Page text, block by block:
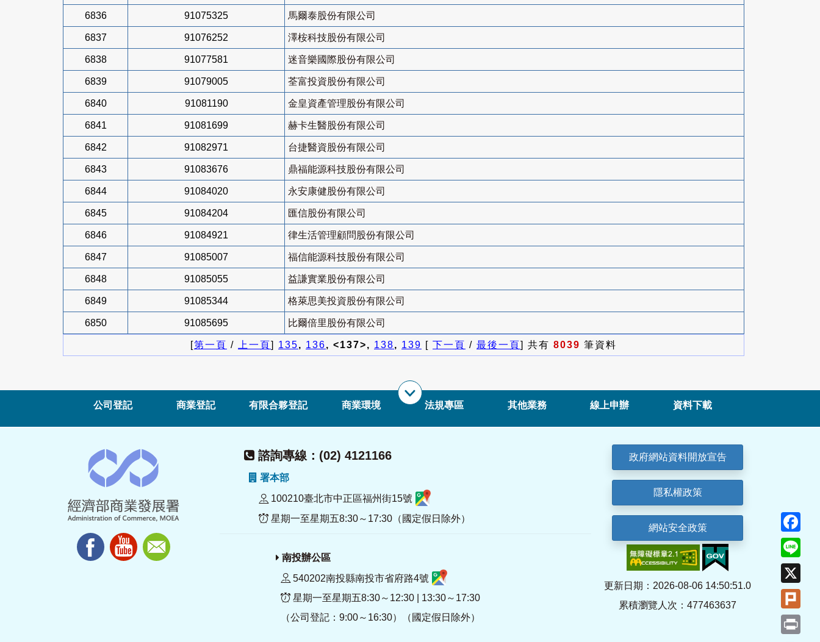
6836 91075325 馬爾泰股份有限公司
6837 91076252 澤桉科技股份有限公司
6838 91077581 迷音樂國際股份有限公司
6839 91079005 荃富投資股份有限公司
6840 91081190 金皇資產管理股份有限公司
6841 91081699 赫卡生醫股份有限公司
6842 91082971 台捷醫資股份有限公司
6843 91083676 鼎福能源科技股份有限公司
6844 91084020 永安康健股份有限公司
6845 91084204 匯信股份有限公司
6846 91084921 律生活管理顧問股份有限公司
6847 91085007 福信能源科技股份有限公司
6848 91085055 益謙實業股份有限公司
6849 91085344 格萊思美投資股份有限公司
6850 91085695 比爾倍里股份有限公司
[第一頁 / 上一頁] 135, 136, <137>, 138, 139 [ 下一頁 / 最後一頁] 共有 8039 筆資料
公司登記 商業登記 有限合夥登記 商業環境 法規專區 其他業務 線上申辦 資料下載
諮詢專線：(02) 4121166
署本部
100210臺北市中正區福州街15號
星期一至星期五8:30～17:30（國定假日除外）
南投辦公區
540202南投縣南投市省府路4號
星期一至星期五8:30～12:30 | 13:30～17:30
（公司登記：9:00～16:30）（國定假日除外）
政府網站資料開放宣告
隱私權政策
網站安全政策
更新日期：2026-08-06 14:50:51.0
累積瀏覽人次：477463637